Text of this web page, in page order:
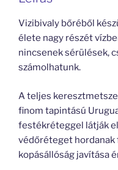
Vizibivaly bőréből
élete nagy részét
nincsenek sérülések,
számolhatunk.
A teljes
finom tapintású
festékréteggel látják
védőréteget hordanak
kopásállóság javítása